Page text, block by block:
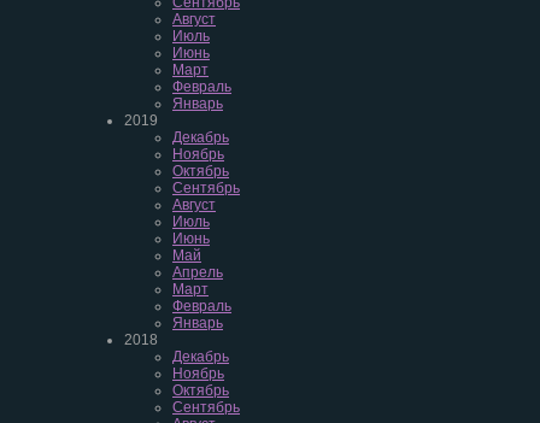
Август
Июль
Июнь
Март
Февраль
Январь
2019
Декабрь
Ноябрь
Октябрь
Сентябрь
Август
Июль
Июнь
Май
Апрель
Март
Февраль
Январь
2018
Декабрь
Ноябрь
Октябрь
Сентябрь